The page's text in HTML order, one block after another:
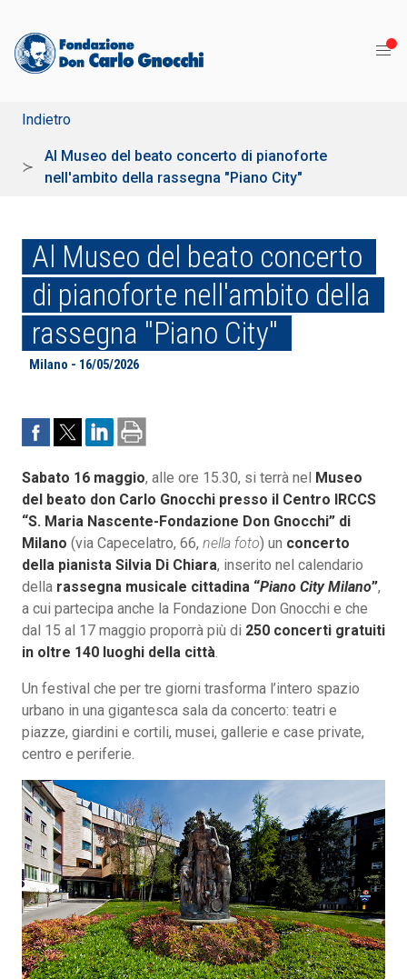
Indietro
Al Museo del beato concerto di pianoforte
nell'ambito della rassegna "Piano City"
Al Museo del beato concerto
di pianoforte nell'ambito della
rassegna "Piano City"
Milano - 16/05/2026
Sabato 16 maggio, alle ore 15.30, si terrà nel Museo
del beato don Carlo Gnocchi presso il Centro IRCCS
“S. Maria Nascente-Fondazione Don Gnocchi” di
Milano (via Capecelatro, 66, nella foto) un concerto
della pianista Silvia Di Chiara, inserito nel calendario
della rassegna musicale cittadina “Piano City Milano”,
a cui partecipa anche la Fondazione Don Gnocchi e che
dal 15 al 17 maggio proporrà più di 250 concerti gratuiti
in oltre 140 luoghi della città.
Un festival che per tre giorni trasforma l’intero spazio
urbano in una gigantesca sala da concerto: teatri e
piazze, giardini e cortili, musei, gallerie e case private,
centro e periferie.